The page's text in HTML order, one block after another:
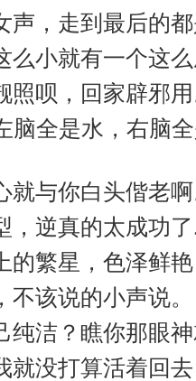
声，走到最后的
么小就有一个这
照呗，回家辟邪
脑全是水，右脑
就与你白头偕老
，逆真的太成功
的繁星，色泽鲜
该说的小声说。
纯洁？瞧你那眼
就没打算活着回